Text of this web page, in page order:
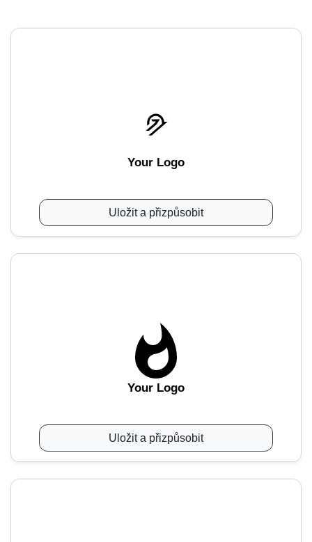
Your Logo
Uložit a přizpůsobit
Your Logo
Uložit a přizpůsobit